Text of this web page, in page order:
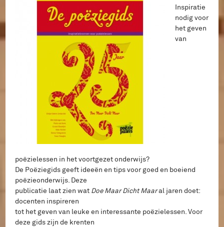
Inspiratie
nodig voor
het geven
van
poëzielessen in het voortgezet onderwijs?
De Poëziegids geeft ideeën en tips voor goed en boeiend
poëzieonderwijs. Deze
publicatie laat zien wat Doe Maar Dicht Maaral jaren doet:
docenten inspireren
tot het geven van leuke en interessante poëzielessen. Voor
deze gids zijn de krenten